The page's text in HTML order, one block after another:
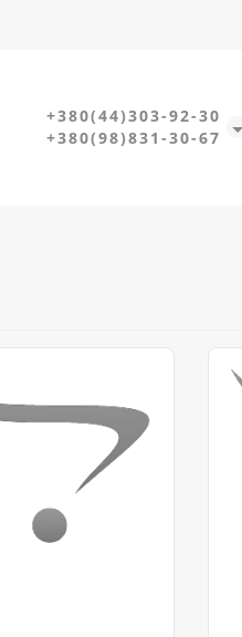
+380(44)303-92-30
+380(98)831-30-67